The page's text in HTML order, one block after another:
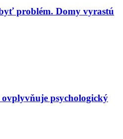
problém. Domy vyrastú
psychologický